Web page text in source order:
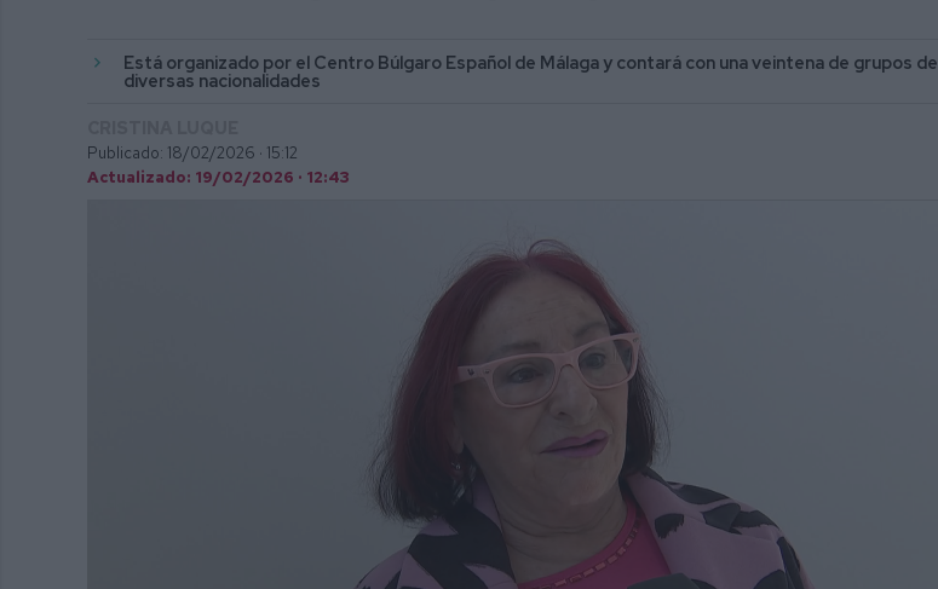
Está organizado por el Centro Búlgaro Español de Málaga y contará con una veintena de grupos de
diversas nacionalidades
Publicado: 18/02/2026 · 15:12
Actualizado: 19/02/2026 · 12:43